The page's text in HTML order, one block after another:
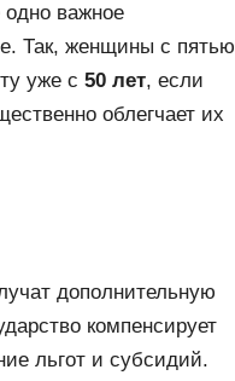
важное
Так, женщины с пятью
уже с 50 лет, если
облегчает их
дополнительную
компенсирует
льгот и субсидий.